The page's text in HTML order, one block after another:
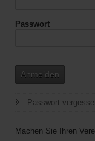
Passwort
Anmelden
Passwort
Machen Sie Ihren